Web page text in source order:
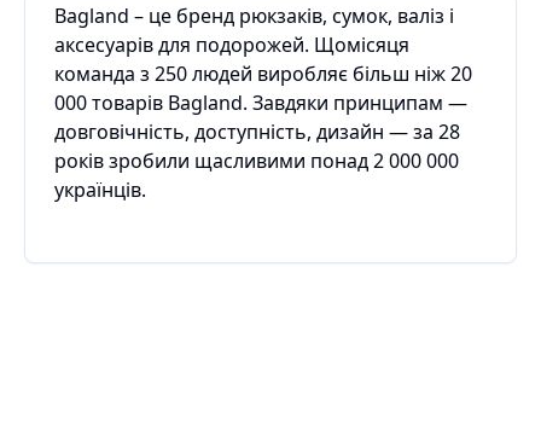
Bagland – це бренд рюкзаків, сумок, валіз і
аксесуарів для подорожей. Щомісяця
команда з 250 людей виробляє більш ніж 20
000 товарів Bagland. Завдяки принципам —
довговічність, доступність, дизайн — за 28
років зробили щасливими понад 2 000 000
українців.